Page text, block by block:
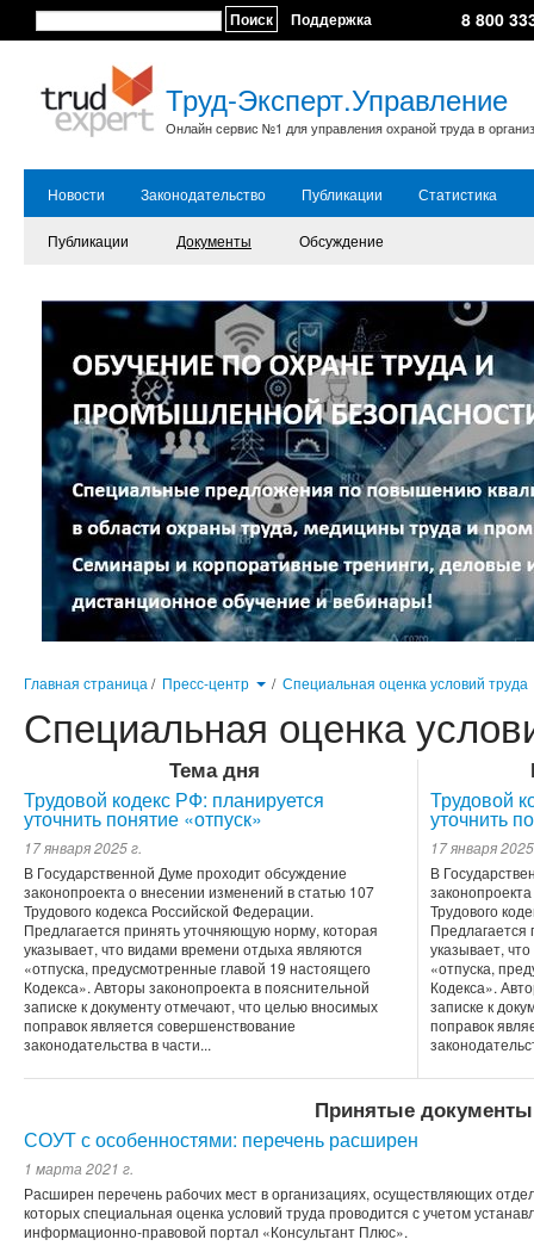
Поиск Поддержка 8 800
Труд-Эксперт.Управление
Онлайн сервис №1 для управления охраной труда в
Новости Законодательство Публикации Статистика
Публикации Документы Обсуждение
Главная страница / Пресс-центр / Специальная оценка условий труда
Специальная оценка
Тема дня
Трудовой кодекс РФ: планируется
уточнить понятие «отпуск»
17 января 2025 г.
В Государственной Думе проходит обсуждение
законопроекта о внесении изменений в статью 107
Трудового кодекса Российской Федерации.
Предлагается принять уточняющую норму, которая
указывает, что видами времени отдыха являются
«отпуска, предусмотренные главой 19 настоящего
Кодекса». Авторы законопроекта в пояснительной
записке к документу отмечают, что целью вносимых
поправок является совершенствование
законодательства в части...
Трудовой
уточнить
17 января
В
Трудового
указывает,
«отпуска,
Кодекса».
записке к
поправок
Принятые документы
СОУТ с особенностями: перечень расширен
1 марта 2021 г.
Расширен перечень рабочих мест в организациях, осуществляющих
которых специальная оценка условий труда проводится с учетом
информационно-правовой портал «Консультант Плюс».